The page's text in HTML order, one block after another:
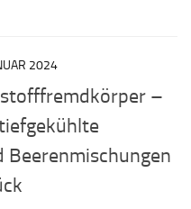
2024
–
Beerenmischungen